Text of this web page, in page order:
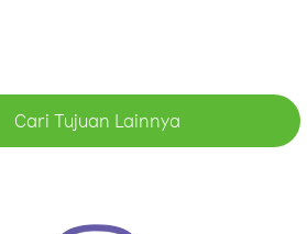
Cari Tujuan Lainnya